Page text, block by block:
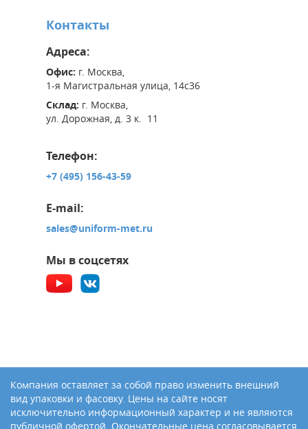
Контакты
Адреса:
Офис: г. Москва,
1-я Магистральная улица, 14с36
Склад: г. Москва,
ул. Дорожная, д. 3 к. 11
Телефон:
+7 (495) 156-43-59
E-mail:
sales@uniform-met.ru
Мы в соцсетях
Компания оставляет за собой право изменить внешний
вид упаковки и фасовку. Цены на сайте носят
исключительно информационный характер и не являются
публичной офертой. Окончательные цена согласовывается